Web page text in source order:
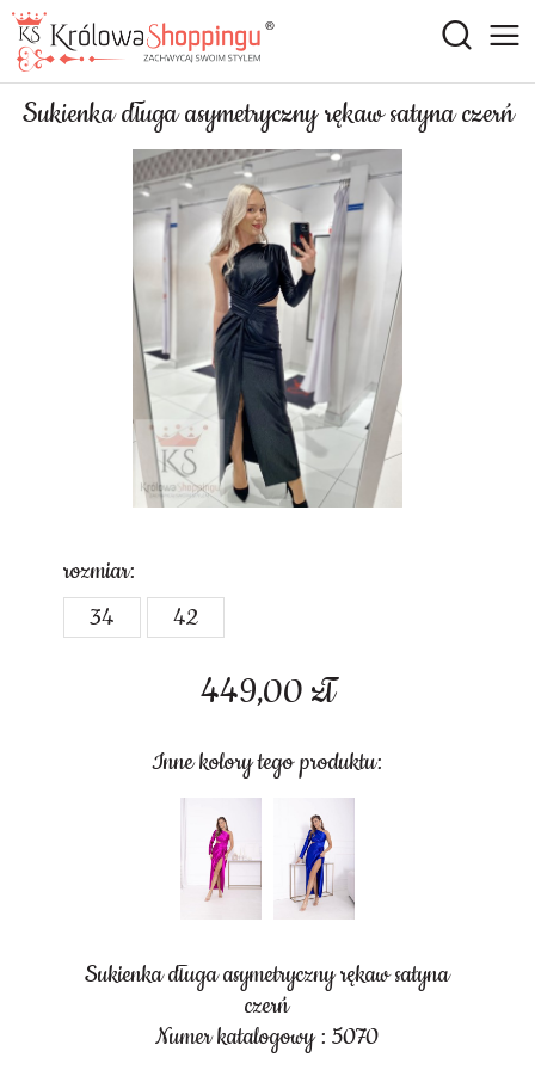
Sukienka długa asymetryczny rękaw satyna czerń
449,00 zł
Inne kolory tego produktu:
rozmiar:
34
42
Sukienka długa asymetryczny rękaw satyna
czerń
Numer katalogowy : 5070